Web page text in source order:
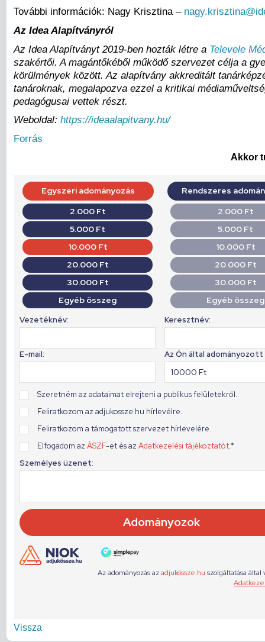
További információk: Nagy Krisztina –
Az Idea Alapítványról
Az Idea Alapítványt 2019-ben hozták létre a Televele
szakértői. A magántőkéből működő szervezet célja a
körülmények között. Az alapítvány akkreditált
tanároknak, megalapozva ezzel a kritikai
pedagógusai vettek részt.
Weboldal: https://ideaalapitvany.hu/
Forrás
Akkor
Vissza